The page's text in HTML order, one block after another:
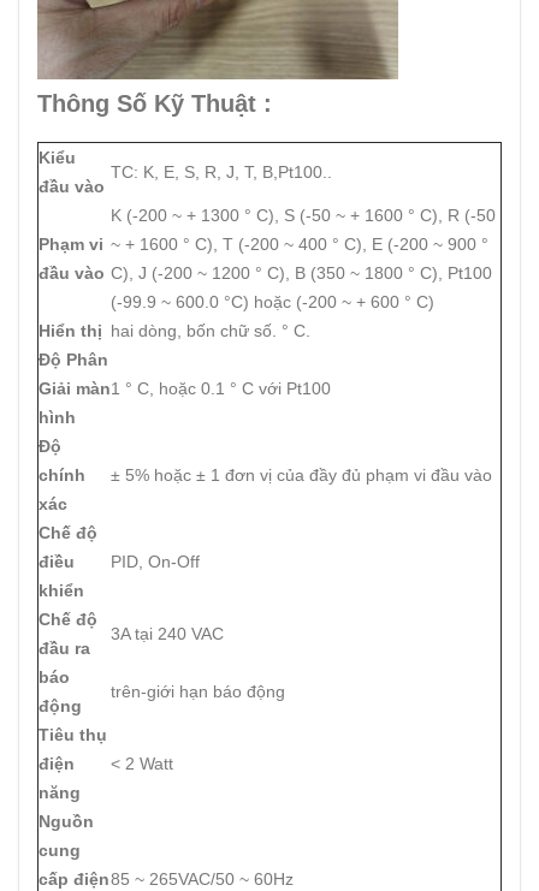
Thông Số Kỹ Thuật :
Kiểu
đầu vào
TC: K, E, S, R, J, T, B,Pt100..
Phạm vi
đầu vào
K (-200 ~ + 1300 ° C), S (-50 ~ + 1600 ° C), R (-50
~ + 1600 ° C), T (-200 ~ 400 ° C), E (-200 ~ 900 °
C), J (-200 ~ 1200 ° C), B (350 ~ 1800 ° C), Pt100
(-99.9 ~ 600.0 °C) hoặc (-200 ~ + 600 ° C)
Hiển thị hai dòng, bốn chữ số. ° C.
Độ Phân
Giải màn
hình
1 ° C, hoặc 0.1 ° C với Pt100
Độ
chính
xác
± 5% hoặc ± 1 đơn vị của đầy đủ phạm vi đầu vào
Chế độ
điều
khiển
PID, On-Off
Chế độ
đầu ra
3A tại 240 VAC
báo
động
trên-giới hạn báo động
Tiêu thụ
điện
năng
< 2 Watt
Nguồn
cung
cấp điện85 ~ 265VAC/50 ~ 60Hz